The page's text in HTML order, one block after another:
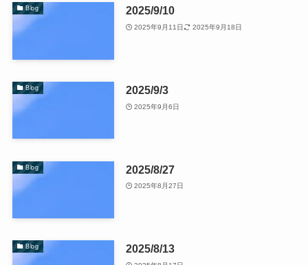
Blog 2025/9/10
2025年9月11日 2025年9月18日
Blog 2025/9/3
2025年9月6日
Blog 2025/8/27
2025年8月27日
Blog 2025/8/13